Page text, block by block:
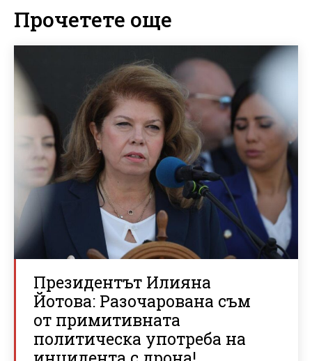
Прочетете още
Президентът Илияна
Йотова: Разочарована съм
от примитивната
политическа употреба на